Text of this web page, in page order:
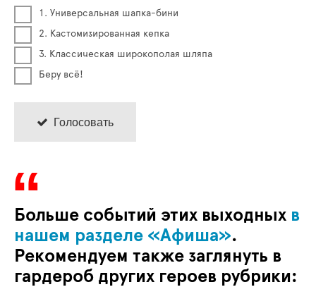
1. Универсальная шапка-бини
2. Кастомизированная кепка
3. Классическая широкополая шляпа
Беру всё!
Голосовать
Больше событий этих выходных в
нашем разделе «Афиша».
Рекомендуем также заглянуть в
гардероб других героев рубрики: